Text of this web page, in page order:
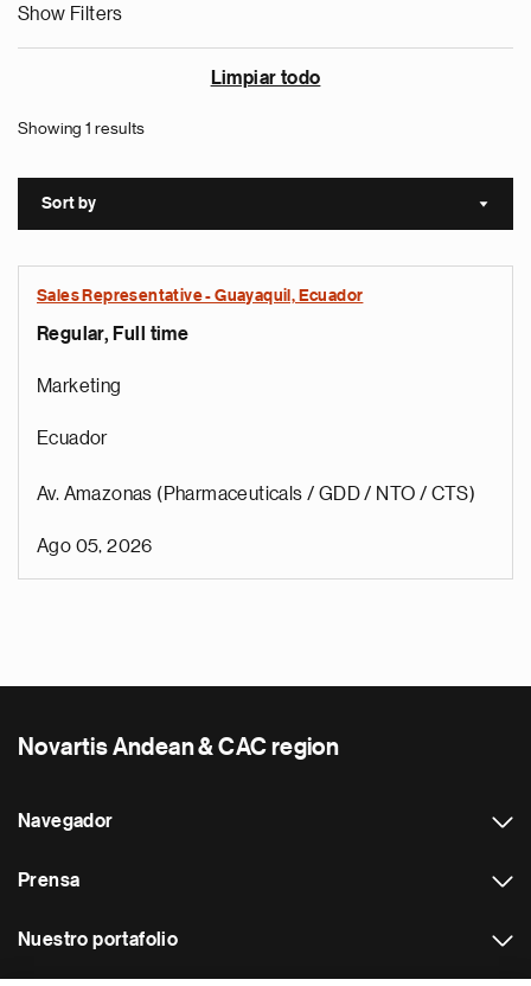
Show Filters
Limpiar todo
Showing 1 results
Sort by Sort
Sales Representative - Guayaquil, Ecuador
Regular, Full time
Marketing
Ecuador
Av. Amazonas (Pharmaceuticals / GDD / NTO / CTS)
Ago 05, 2026
Novartis Andean & CAC region
Navegador
Prensa
Nuestro portafolio